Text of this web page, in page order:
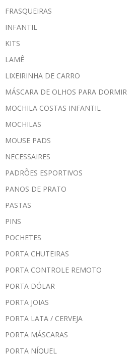
FRASQUEIRAS
INFANTIL
KITS
LAMÊ
LIXEIRINHA DE CARRO
MÁSCARA DE OLHOS PARA DORMIR
MOCHILA COSTAS INFANTIL
MOCHILAS
MOUSE PADS
NECESSAIRES
PADRÕES ESPORTIVOS
PANOS DE PRATO
PASTAS
PINS
POCHETES
PORTA CHUTEIRAS
PORTA CONTROLE REMOTO
PORTA DÓLAR
PORTA JOIAS
PORTA LATA / CERVEJA
PORTA MÁSCARAS
PORTA NÍQUEL